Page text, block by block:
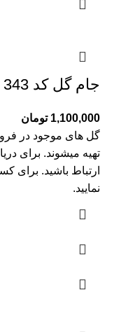
جام گل کد 343
1,100,000 تومان
گل های موجود در
تهیه میشوند. برای
ارتباط باشید. برای
نمایید.